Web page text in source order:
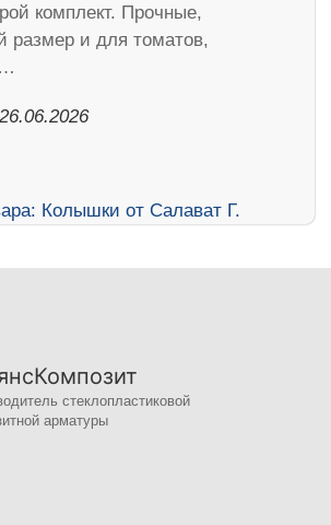
комплект. Прочные,
размер и для томатов,
стеклопластиковой
арматуры